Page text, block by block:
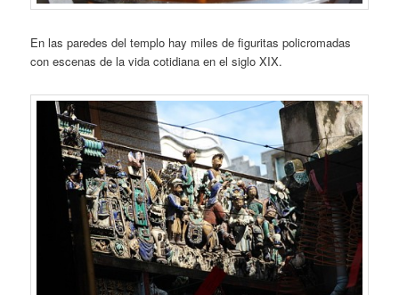
En las paredes del templo hay miles de figuritas policromadas
con escenas de la vida cotidiana en el siglo XIX.